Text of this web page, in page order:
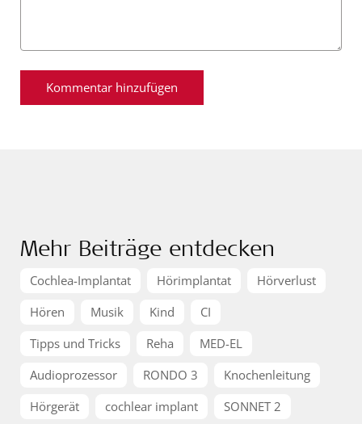
Mehr Beiträge entdecken
Cochlea-Implantat Hörimplantat
Hörverlust
Hören
Musik Kind
CI
Tipps und Tricks
Reha
MED-EL
Audioprozessor
RONDO 3
Knochenleitung
Hörgerät
cochlear implant
SONNET 2